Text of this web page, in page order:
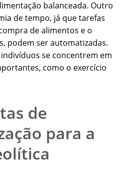
balanceada. Outro
de tempo, já que tarefas
de alimentos e o
podem ser automatizadas.
se concentrem em
como o exercício
de
para a